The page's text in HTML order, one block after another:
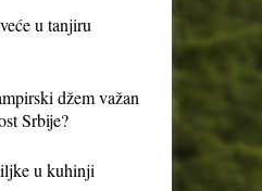
u tanjiru
džem važan
Srbije?
u kuhinji